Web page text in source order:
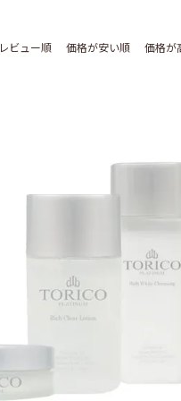
レビュー順 価格が安い順 価格が